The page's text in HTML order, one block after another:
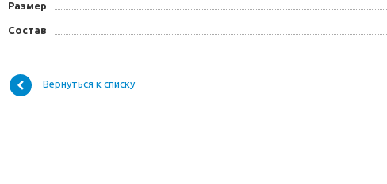
Размер
Состав
Вернуться к списку